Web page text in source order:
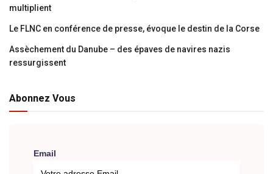
multiplient
Le FLNC en conférence de presse, évoque le destin de la Corse
Assèchement du Danube – des épaves de navires nazis
ressurgissent
Abonnez Vous
Email